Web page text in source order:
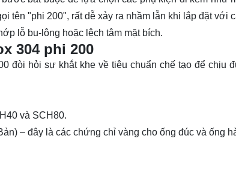
tên "phi 200", rất dễ xảy ra nhầm lẫn khi lắp đặt với
lỗ bu-lông hoặc lệch tâm mặt bích.
304 phi 200
đòi hỏi sự khắt khe về tiêu chuẩn chế tạo để chịu
và SCH80.
– đây là các chứng chỉ vàng cho ống đúc và ống